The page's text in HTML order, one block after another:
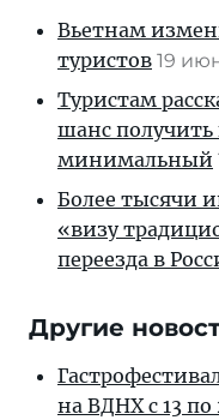
Вьетнам
туристов 19
Туристам
шанс
минимальный
Более тысячи
«визу
переезда в
Другие
на ВДНХ с 13 по